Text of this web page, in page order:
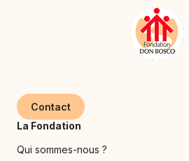
Contact
La Fondation
Qui sommes-nous ?